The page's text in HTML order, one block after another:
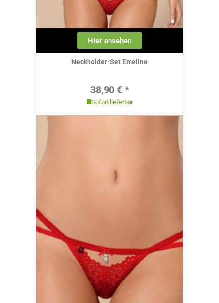
Hier ansehen
Neckholder-Set Emeline
Regulärer Preis:
38,90 € *
Sofort lieferbar